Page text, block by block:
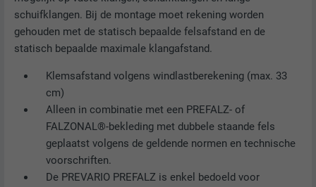
schuifklangen. Bij de montage moet rekening worden
gehouden met de statisch bepaalde felsafstand en de
statisch bepaalde maximale klangafstand.
Klemsafstand volgens windlastberekening (max. 33
cm)
Alleen in combinatie met een PREFALZ- of
FALZONAL®-bekleding met dubbele staande fels
geplaatst volgens de geldende normen en technische
voorschriften.
De PREVARIO PREFALZ is enkel bedoeld voor